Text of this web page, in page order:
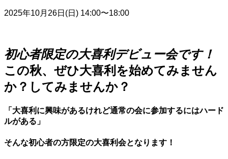
2025年10月26日(日) 14:00〜18:00
初心者限定の大喜利デビュー会です！
この秋、ぜひ大喜利を始めてみません
か？してみませんか？
「大喜利に興味があるけれど通常の会に参加するにはハード
ルがある」
そんな初心者の方限定の大喜利会となります！